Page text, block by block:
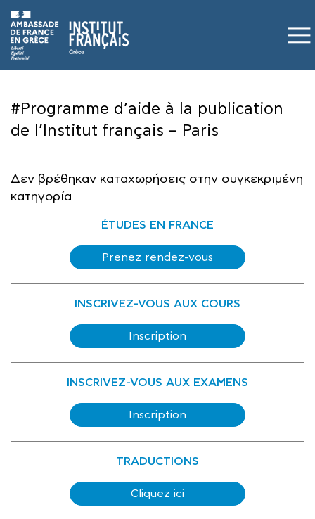
ΕΞΕΤΑΣΕΙΣ
ΣΥΝΕΡΓΕΙΕΣ
#Programme d’aide à la publication
de l’Institut français – Paris
Δεν βρέθηκαν καταχωρήσεις στην συγκεκριμένη
κατηγορία
ÉTUDES EN FRANCE
Prenez rendez-vous
INSCRIVEZ-VOUS AUX COURS
Inscription
INSCRIVEZ-VOUS AUX EXAMENS
Inscription
TRADUCTIONS
Cliquez ici